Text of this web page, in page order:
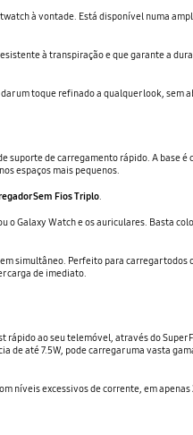
à vontade. Está disponível numa
à transpiração e que garante a
um toque refinado a qualquer look, sem
suporte de carregamento rápido. A base
espaços mais pequenos.
Sem Fios Triplo.
Galaxy Watch e os auriculares. Basta
simultâneo. Perfeito para carregar todos
carga de imediato.
rápido ao seu telemóvel, através do Super
de até 7.5W, pode carregar uma vasta
níveis excessivos de corrente, em